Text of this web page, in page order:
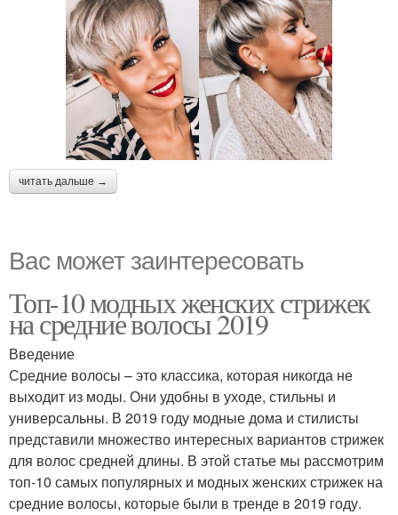
читать дальше →
Вас может заинтересовать
Топ-10 модных женских стрижек
на средние волосы 2019
Введение
Средние волосы – это классика, которая никогда не
выходит из моды. Они удобны в уходе, стильны и
универсальны. В 2019 году модные дома и стилисты
представили множество интересных вариантов стрижек
для волос средней длины. В этой статье мы рассмотрим
топ-10 самых популярных и модных женских стрижек на
средние волосы, которые были в тренде в 2019 году.